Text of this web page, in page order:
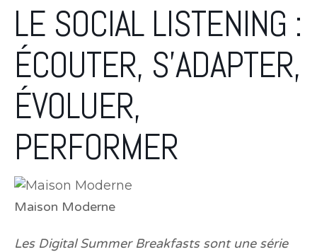
LE SOCIAL LISTENING :
ÉCOUTER, S’ADAPTER,
ÉVOLUER,
PERFORMER
Maison Moderne
Les Digital Summer Breakfasts sont une série